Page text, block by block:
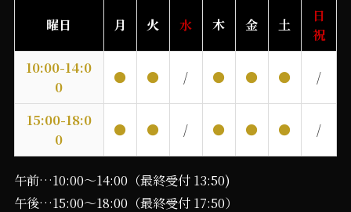
曜日 月 火 水 木 金 土
日
祝
10:00-14:0
0
● ● / ● ● ● /
15:00-18:0
0
● ● / ● ● ● /
午前…10:00〜14:00（最終受付 13:50)
午後…15:00〜18:00（最終受付 17:50）